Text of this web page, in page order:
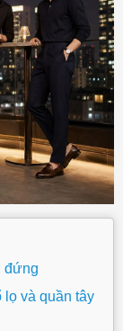
đứng
lọ và quần tây